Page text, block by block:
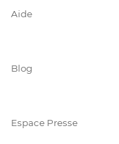
Aide
Blog
Espace Presse